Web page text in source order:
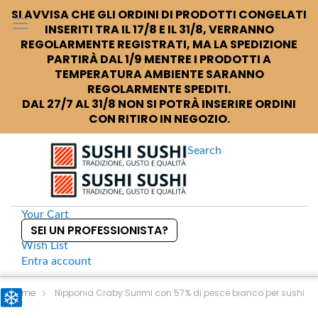
SI AVVISA CHE GLI ORDINI DI PRODOTTI CONGELATI
INSERITI TRA IL 17/8 E IL 31/8, VERRANNO
REGOLARMENTE REGISTRATI, MA LA SPEDIZIONE
PARTIRÀ DAL 1/9 MENTRE I PRODOTTI A
TEMPERATURA AMBIENTE SARANNO
REGOLARMENTE SPEDITI.
DAL 27/7 AL 31/8 NON SI POTRÀ INSERIRE ORDINI
CON RITIRO IN NEGOZIO.
Search
Your Cart
SEI UN PROFESSIONISTA?
Wish List
Entra account
S
k
i
Home Nipponia Craby Surimi con 57% di pesce bianco per sushi